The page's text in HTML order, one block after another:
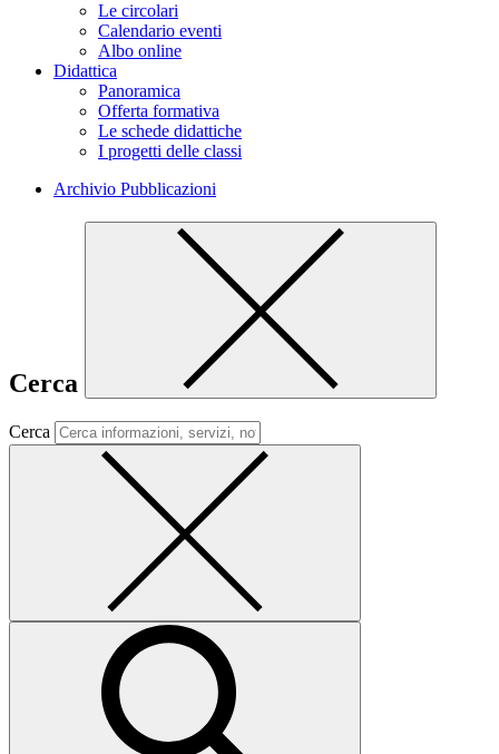
Le circolari
Calendario eventi
Albo online
Didattica
Panoramica
Offerta formativa
Le schede didattiche
I progetti delle classi
Archivio Pubblicazioni
Cerca
Cerca